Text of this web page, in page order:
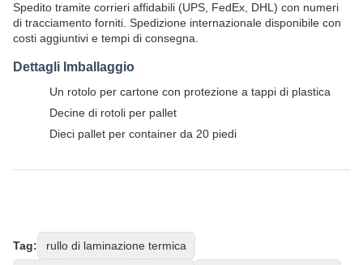
Spedito tramite corrieri affidabili (UPS, FedEx, DHL) con numeri
di tracciamento forniti. Spedizione internazionale disponibile con
costi aggiuntivi e tempi di consegna.
Dettagli Imballaggio
Un rotolo per cartone con protezione a tappi di plastica
Decine di rotoli per pallet
Dieci pallet per container da 20 piedi
Tag: rullo di laminazione termica